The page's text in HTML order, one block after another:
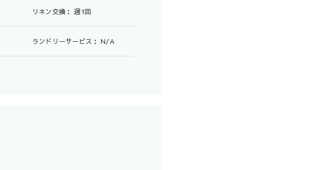
リネン交換： 週1回
ランドリーサービス： N/A